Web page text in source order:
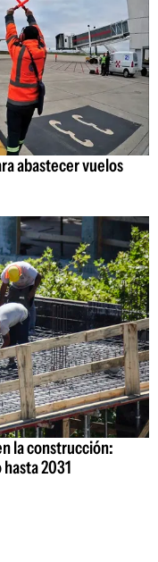
abastecer vuelos
la construcción:
2031